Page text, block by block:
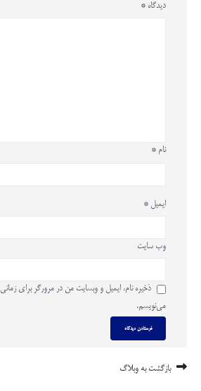
دیدگاه *
نام *
ایمیل *
وب‌ سایت
ذخیره نام، ایمیل و وبسایت من در مرورگر برای
می‌نویسم.
بازگشت به وبلاگ